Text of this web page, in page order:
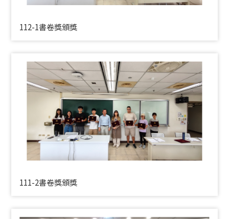
112-1書卷獎頒獎
111-2書卷獎頒獎